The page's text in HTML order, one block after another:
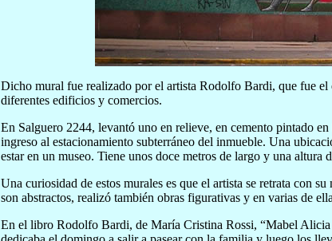
Dicho mural fue realizado por el artista Rodolfo Bardi, que fue el
diferentes edificios y comercios.
En Salguero 2244, levantó uno en relieve, en cemento pintado
ingreso al estacionamiento subterráneo del inmueble. Una
estar en un museo. Tiene unos doce metros de largo y una altura
Una curiosidad de estos murales es que el artista se retrata con
son abstractos, realizó también obras figurativas y en varias de
En el libro Rodolfo Bardi, de María Cristina Rossi, “Mabel Alicia